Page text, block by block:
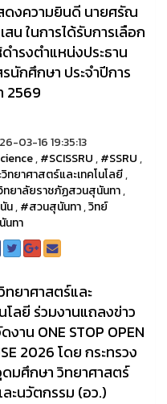
ดงความยินดี นายศรัณ
สน ในการได้รับการเลือก
ำรงตำแหน่งประธาน
นักศึกษา ประจำปีการ
2569
03-16 19:35:13
,#SCISSRU,#SSRU,
ยาศาสตร์และเทคโนโลยี,
ทยาลัยราชภัฏสวนสุนันทา,
น,#สวนสุนันทา,วิทย์
นทา
ยาศาสตร์และ
โลยี ร่วมงานแถลงข่าว
งาน ONE STOP OPEN
2026 โดย กระทรวง
มศึกษา วิทยาศาสตร์
ะนวัตกรรม (อว.)